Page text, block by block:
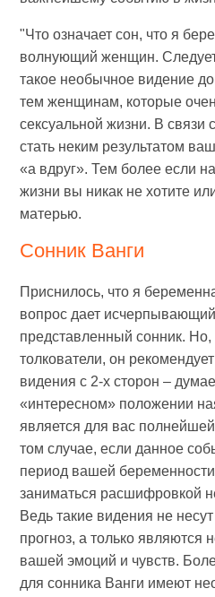
"Что означает сон, что я
волнующий женщин. Следует
такое необычное видение
тем женщинам, которые
сексуальной жизни. В связи
стать неким результатом
«а вдруг». Тем более если
жизни вы никак не хотите
матерью.
Сонник Ванги
Приснилось, что я
вопрос дает
представленный сонник. Но,
толкователи, он
видения с 2-х сторон –
«интересном» положении
является для вас
том случае, если данное
период вашей
заниматься расшифровкой
Ведь такие видения не
прогноз, а только являются
вашей эмоций и чувств.
для сонника Ванги имеют